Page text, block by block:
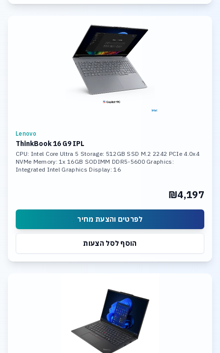
Lenovo
ThinkBook 16 G9 IPL
CPU: Intel Core Ultra 5 Storage: 512GB SSD M.2 2242 PCIe 4.0x4
NVMe Memory: 1x 16GB SODIMM DDR5-5600 Graphics:
Integrated Intel Graphics Display: 16
₪4,197
לפרטים והצעת מחיר
הוסף לסל הצעות